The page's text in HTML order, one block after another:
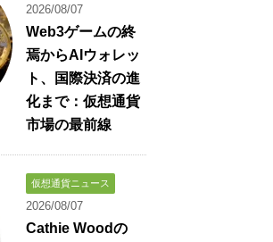
2026/08/07
Web3ゲームの終
焉からAIウォレッ
ト、国際決済の進
化まで：仮想通貨
市場の最前線
仮想通貨ニュース
2026/08/07
Cathie Woodの